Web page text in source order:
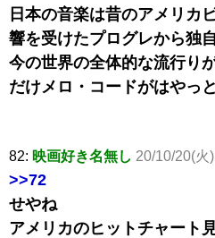
日本の音楽は昔のアメリカ
響を受けたプログレから独
今の世界の全体的な流行り
だけメロ・コードがはやっ
82: 映画好き名無し 20/10/20(火
>>72
せやね
アメリカのヒットチャート